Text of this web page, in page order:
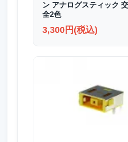
ン アナログスティック
全2色
3,300円(税込)